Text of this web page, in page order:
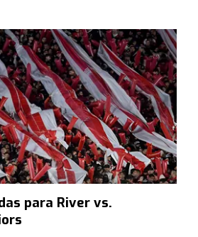
para River vs.